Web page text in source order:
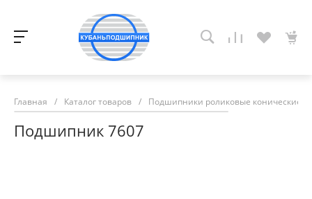
Главная / Каталог товаров / Подшипники роликовые конические
Подшипник 7607